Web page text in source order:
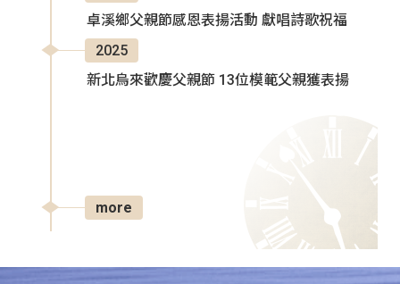
卓溪鄉父親節感恩表揚活動 獻唱詩歌祝福
2025
新北烏來歡慶父親節 13位模範父親獲表揚
more